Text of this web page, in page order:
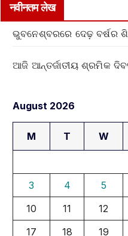
नवीनतम लेख
ଭୁବନେଶ୍ବରରେ ଦେଢ଼
ଆଜି ଆନ୍ତର୍ଜାତୀୟ ଶ୍ରମିକ
August 2026
M T W
3
4 5
10
11 12
17
18 19